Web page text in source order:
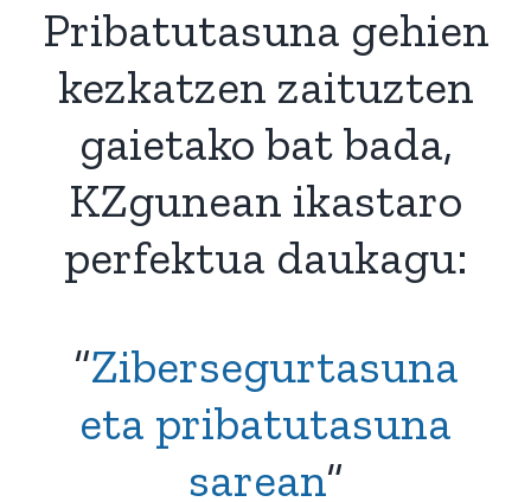
Pribatutasuna gehien
kezkatzen zaituzten
gaietako bat bada,
KZgunean ikastaro
perfektua daukagu:
“Zibersegurtasuna
eta pribatutasuna
sarean“